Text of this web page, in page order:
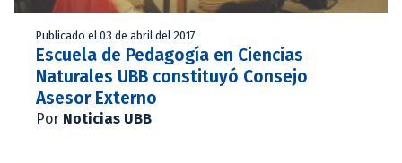
Publicado el 03 de abril del 2017
Escuela de Pedagogía en Ciencias
Naturales UBB constituyó Consejo
Asesor Externo
Por Noticias UBB